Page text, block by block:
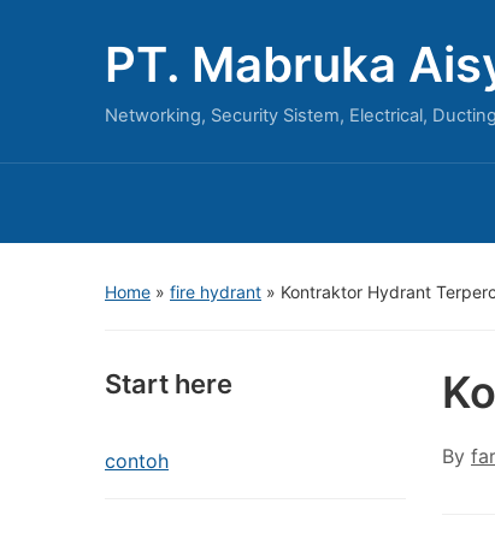
PT. Mabruka
Networking, Security Sistem, Electrical,
Home » fire hydrant » Kontraktor Hydrant
Start here
contoh By